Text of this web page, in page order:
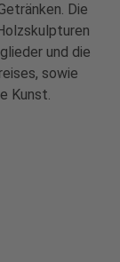
Die
und die
sowie
Kunst.